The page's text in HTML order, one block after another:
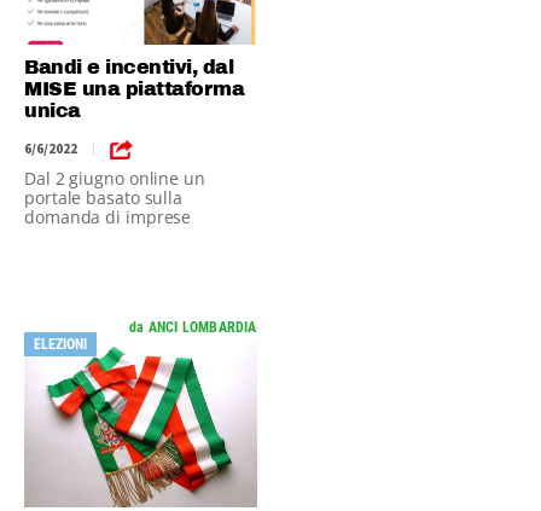
Bandi e incentivi, dal
MISE una piattaforma
unica
6/6/2022 |
Dal 2 giugno online un
portale basato sulla
domanda di imprese
da ANCI LOMBARDIA
ELEZIONI